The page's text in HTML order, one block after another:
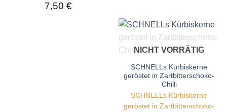
7,50 €
NICHT VORRÄTIG
SCHNELLs Kürbiskerne
geröstet in Zartbitterschoko-
Chilli
SCHNELLs Kürbiskerne
geröstet in Zartbitterschoko-